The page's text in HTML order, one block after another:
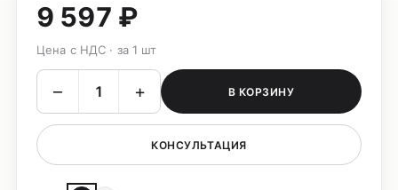
9 597 ₽
Цена с НДС · за 1 шт
– + В КОРЗИНУ
КОНСУЛЬТАЦИЯ